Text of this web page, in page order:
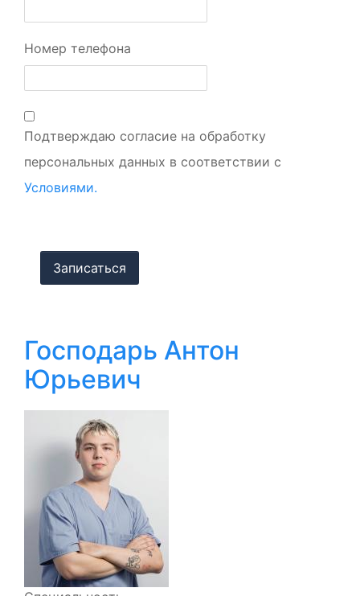
Номер телефона
Подтверждаю согласие на обработку
персональных данных в соответствии с
Условиями.
Господарь Антон
Юрьевич